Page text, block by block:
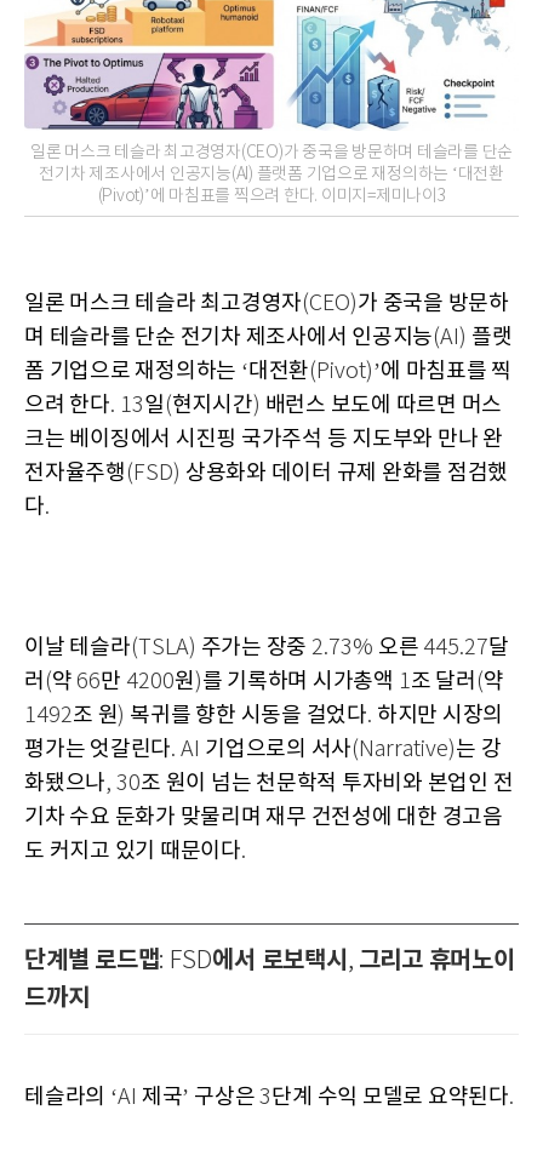
일론 머스크 테슬라 최고경영자(CEO)가 중국을 방문하며 테슬라를 단순
전기차 제조사에서 인공지능(AI) 플랫폼 기업으로 재정의하는 ‘대전환
(Pivot)’에 마침표를 찍으려 한다. 이미지=제미나이3
일론 머스크 테슬라 최고경영자(CEO)가 중국을 방문하
며 테슬라를 단순 전기차 제조사에서 인공지능(AI) 플랫
폼 기업으로 재정의하는 ‘대전환(Pivot)’에 마침표를 찍
으려 한다. 13일 (현지시간) 배런스 보도에 따르면 머스
크는 베이징에서 시진핑 국가주석 등 지도부와 만나 완
전자율주행 (FSD) 상용화와 데이터 규제 완화를 점검했
다.
이날 테슬라(TSLA) 주가는 장중 2.73% 오른 445.27달
러 (약 66만 4200원 )를 기록하며 시가총액 1조 달러 (약
1492조 원) 복귀를 향한 시동을 걸었다. 하지만 시장의
평가는 엇갈린다. AI 기업으로의 서사(Narrative)는 강
화됐으나, 30조 원이 넘는 천문학적 투자비와 본업인 전
기차 수요 둔화가 맞물리며 재무 건전성에 대한 경고음
도 커지고 있기 때문이다.
단계별 로드맵: FSD에서 로보택시 , 그리고 휴머노이
드까지
테슬라의 ‘AI 제국’ 구상은3단계 수익 모델로 요약된다.